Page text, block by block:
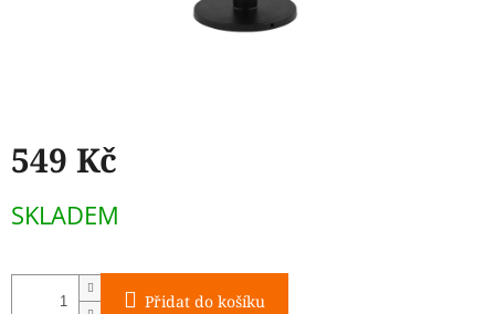
549 Kč
cena:
SKLADEM
Přidat do košíku